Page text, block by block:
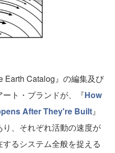
Catalog』の編集及び
ト・ブランドが、『How
After They're Built』
、それぞれ活動の速度が
るシステム全般を捉える